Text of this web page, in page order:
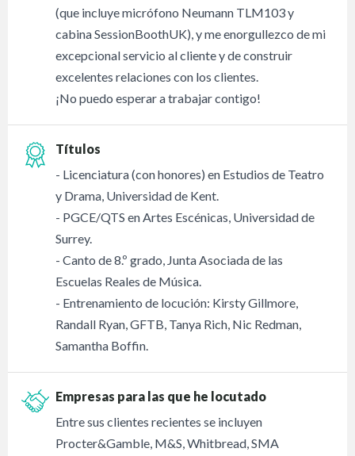
(que incluye micrófono Neumann TLM103 y
cabina SessionBoothUK), y me enorgullezco de mi
excepcional servicio al cliente y de construir
excelentes relaciones con los clientes.
¡No puedo esperar a trabajar contigo!
Títulos
- Licenciatura (con honores) en Estudios de Teatro
y Drama, Universidad de Kent.
- PGCE/QTS en Artes Escénicas, Universidad de
Surrey.
- Canto de 8.º grado, Junta Asociada de las
Escuelas Reales de Música.
- Entrenamiento de locución: Kirsty Gillmore,
Randall Ryan, GFTB, Tanya Rich, Nic Redman,
Samantha Boffin.
Empresas para las que he locutado
Entre sus clientes recientes se incluyen
Procter&Gamble, M&S, Whitbread, SMA